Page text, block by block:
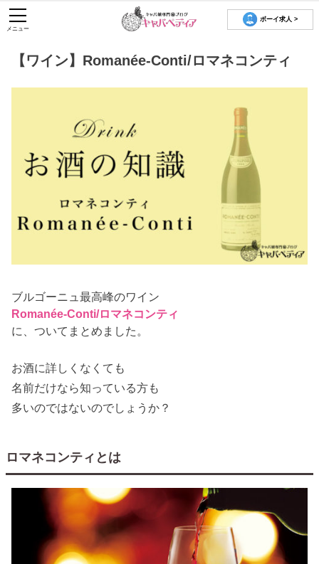
ボーイ求人 >
メニュー
【ワイン】Romanée-Conti/ロマネコンティ
ブルゴーニュ最高峰のワイン
Romanée-Conti/ロマネコンティ
に、ついてまとめました。
お酒に詳しくなくても
名前だけなら知っている方も
多いのではないのでしょうか？
ロマネコンティとは